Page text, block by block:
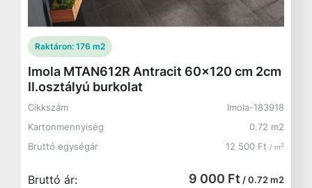
Raktáron: 176 m2
Imola MTAN612R Antracit 60x120 cm 2cm
II.osztályú burkolat
Cikkszám
Imola-183918
Kartonmennyiség
0.72 m2
Bruttó egységár
12 500 Ft / m2
Bruttó ár: 9 000 Ft / 0.72 m2